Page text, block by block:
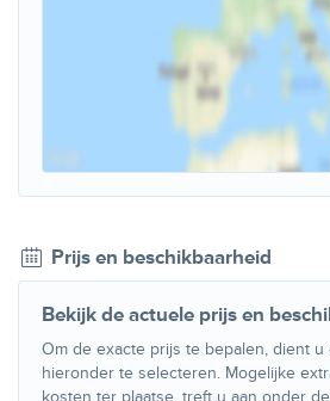
Prijs en beschikbaarheid
Bekijk de actuele prijs en
Om de exacte prijs te bepalen, dient u
hieronder te selecteren. Mogelijke
kosten ter plaatse, treft u aan onder